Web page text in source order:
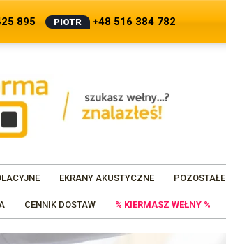
895 PIOTR +48 516 384 782
EKRANY AKUSTYCZNE POZOSTAŁE
CENNIK DOSTAW % KIERMASZ WEŁNY %